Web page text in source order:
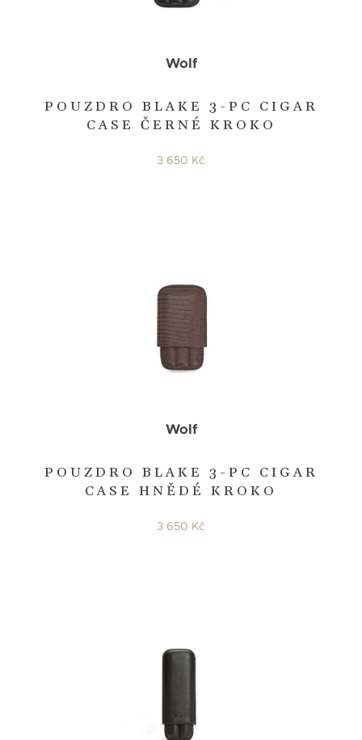
POUZDRO BLAKE 3-PC CIGAR
CASE ČERNÉ KROKO
Wolf
3 650 Kč
POUZDRO BLAKE 3-PC CIGAR
CASE HNĚDÉ KROKO
Wolf
3 650 Kč